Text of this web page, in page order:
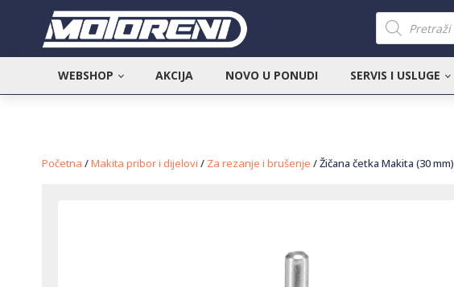
Products
search
WEBSHOP AKCIJA NOVO U PONUDI SERVIS I USLUGE
Početna /Makita pribor i dijelovi / Za rezanje i brušenje / Žičana četka Makita (30 mm)